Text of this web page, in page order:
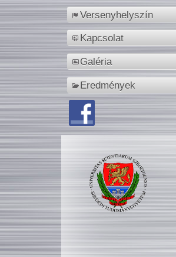
Versenyhelyszín
Kapcsolat
Galéria
Eredmények